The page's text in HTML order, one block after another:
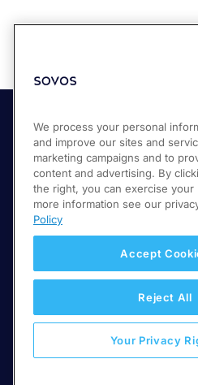
Produtos
Compliance Cloud
Determinação de IVA
Controlos de transação contínua
Determinação IPT
SAF-T da Sovos
© 2026 Sovos Compliance, LLC
We process your personal
and improve our sites and
marketing campaigns and to
content and advertising. By
the right, you can exercise your
more information see our
Policy
Accept
Reject All
Your Privacy